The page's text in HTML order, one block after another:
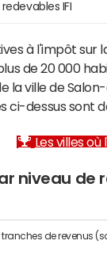
IFI
à l'impôt sur
de 20 000
la ville de
ci-dessus sont
Les villes où
niveau de
de revenus